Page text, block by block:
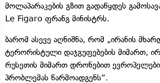
მოლაპარაკების გზით გადაწყდეს
Le Figaro ფრანგ მინისტრს.
ბარომ ასევე აღნიშნა, რომ „ირანის
ტერორისტული დაჯგუფებების მიმართ,
რუსეთის მიმართ დრონებით
პრობლემას წარმოადგენს“.